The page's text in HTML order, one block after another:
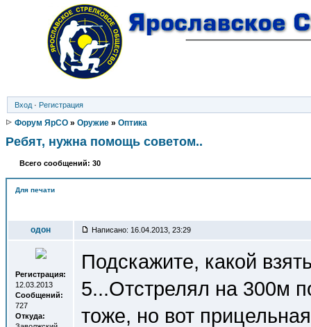
Вход · Регистрация
Форум ЯрСО » Оружие » Оптика
Ребят, нужна помощь советом..
Всего сообщений: 30
Для печати
одон Написано: 16.04.2013, 23:29
Регистрация:
12.03.2013
Сообщений:
727
Откуда:
Подскажите, какой
5...Отстрелял на 300м
тоже, но вот